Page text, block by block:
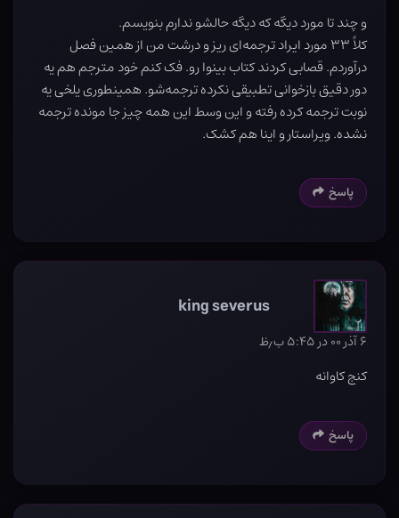
و چند تا مورد دیگه که دیگه حالشو ندارم بنویسم.
کلاً ۳۳ مورد ایراد ترجمه‌ای ریز و درشت من از همین فصل
درآوردم. قصابی کردند کتاب بینوا رو. فک کنم خود مترجم هم یه
دور دقیق بازخوانی تطبیقی نکرده ترجمه‌شو. همینطوری یلخی یه
نوبت ترجمه کرده رفته و این وسط این همه چیز جا مونده ترجمه
نشده. ویراستار و اینا هم کشک.
پاسخ
king severus
۶ آذر ۰۰ در ۵:۴۵ ب٫ظ
کنج کاوانه
پاسخ